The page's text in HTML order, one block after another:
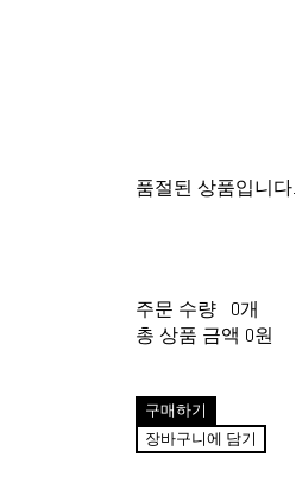
품절된 상품입니다.
주문 수량
0개
총 상품 금액 0원
구매하기
장바구니에 담기